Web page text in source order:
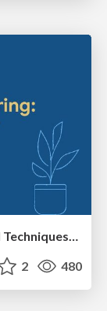
Gemini Prompt Engineering: Practical Techniques for Tangible AI Outcomes
2 480